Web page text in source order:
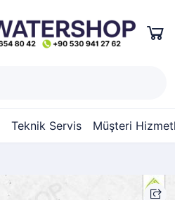
Teknik Servis Müşteri